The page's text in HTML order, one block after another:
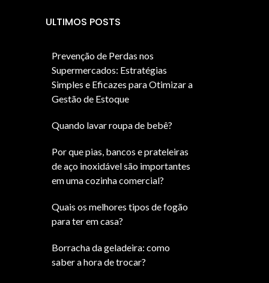
ULTIMOS POSTS
Prevenção de Perdas nos
Supermercados: Estratégias
Simples e Eficazes para Otimizar a
Gestão de Estoque
Quando lavar roupa de bebê?
Por que pias, bancos e prateleiras
de aço inoxidável são importantes
em uma cozinha comercial?
Quais os melhores tipos de fogão
para ter em casa?
Borracha da geladeira: como
saber a hora de trocar?